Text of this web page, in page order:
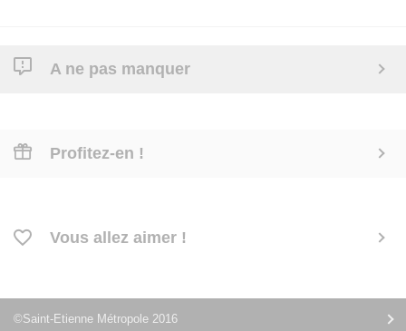
Profitez-en !
Vous allez aimer !
A ne pas manquer
©Saint-Etienne Métropole 2016